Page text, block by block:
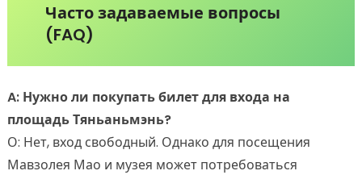
Часто задаваемые вопросы
(FAQ)
A: Нужно ли покупать билет для входа на
площадь Тяньаньмэнь?
О: Нет, вход свободный. Однако для посещения
Мавзолея Мао и музея может потребоваться